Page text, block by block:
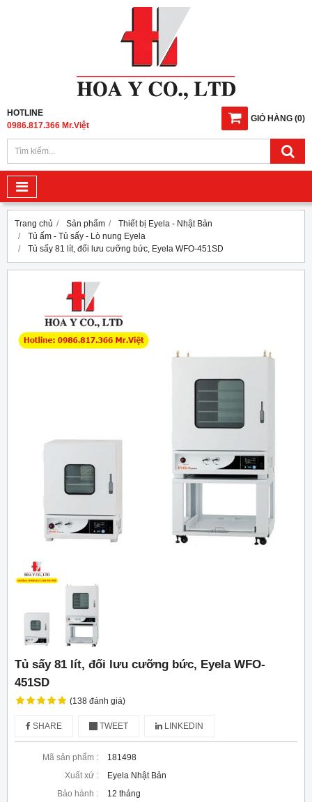
GIỎ HÀNG (0)
HOTLINE
0986.817.366 Mr.Việt
Trang chủ Sản phẩm
Thiết bị Eyela - Nhật Bản
Tủ ấm - Tủ sấy - Lò nung Eyela
Tủ sấy 81 lít, đối lưu cưỡng bức, Eyela WFO-451SD
Tủ sấy 81 lít, đối lưu cưỡng bức, Eyela WFO-
451SD
(138 đánh giá)
SHARE TWEET LINKEDIN
Mã sản phẩm :
181498
Xuất xứ :
Eyela Nhật Bản
Bảo hành :
12 tháng